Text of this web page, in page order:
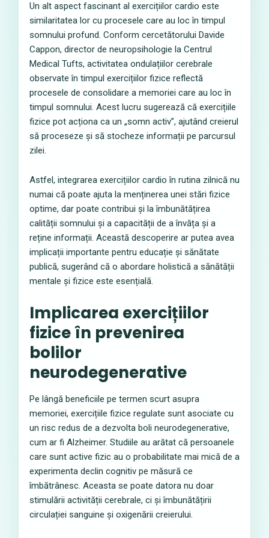
Un alt aspect fascinant al exercițiilor cardio este
similaritatea lor cu procesele care au loc în timpul
somnului profund. Conform cercetătorului Davide
Cappon, director de neuropsihologie la Centrul
Medical Tufts, activitatea ondulațiilor cerebrale
observate în timpul exercițiilor fizice reflectă
procesele de consolidare a memoriei care au loc în
timpul somnului. Acest lucru sugerează că exercițiile
fizice pot acționa ca un „somn activ”, ajutând creierul
să proceseze și să stocheze informații pe parcursul
zilei.
Astfel, integrarea exercițiilor cardio în rutina zilnică nu
numai că poate ajuta la menținerea unei stări fizice
optime, dar poate contribui și la îmbunătățirea
calității somnului și a capacității de a învăța și a
reține informații. Această descoperire ar putea avea
implicații importante pentru educație și sănătate
publică, sugerând că o abordare holistică a sănătății
mentale și fizice este esențială.
Implicarea exercițiilor
fizice în prevenirea
bolilor
neurodegenerative
Pe lângă beneficiile pe termen scurt asupra
memoriei, exercițiile fizice regulate sunt asociate cu
un risc redus de a dezvolta boli neurodegenerative,
cum ar fi Alzheimer. Studiile au arătat că persoanele
care sunt active fizic au o probabilitate mai mică de a
experimenta declin cognitiv pe măsură ce
îmbătrânesc. Aceasta se poate datora nu doar
stimulării activității cerebrale, ci și îmbunătățirii
circulației sanguine și oxigenării creierului.